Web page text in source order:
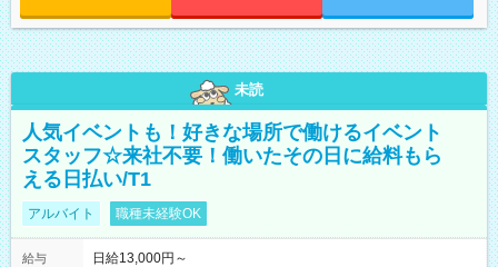
未読
人気イベントも！好きな場所で働けるイベント
スタッフ☆来社不要！働いたその日に給料もら
える日払い/T1
アルバイト 職種未経験OK
給与
日給13,000円～